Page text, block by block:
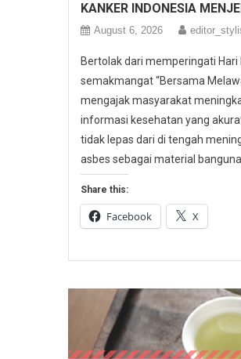
KANKER INDONESIA
August 6, 2026
Bertolak dari memperingati
semakmangat “Bersama
mengajak masyarakat
informasi kesehatan yang
tidak lepas dari di tengah
asbes sebagai material
Share this:
Facebook X